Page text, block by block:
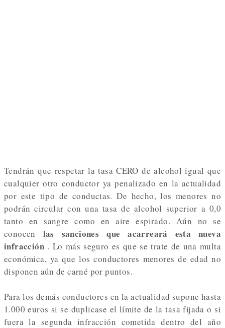
Tendrán que respetar la tasa CERO de alcohol igual que
cualquier otro conductor ya penalizado en la actualidad
por este tipo de conductas.De hecho, los menores no
podrán circular con una tasa de alcohol superior a 0,0
tanto en sangre como en aire espirado. Aún no se
conocen las sanciones que acarreará esta nueva
infracción. Lo más seguro es que se trate de una multa
económica, ya que los conductores menores de edad no
disponen aún de carné por puntos.
Para los demás conductores en la actualidad supone hasta
1.000 euros si se duplicase el límite de la tasa fijada o si
fuera la segunda infracción cometida dentro del año